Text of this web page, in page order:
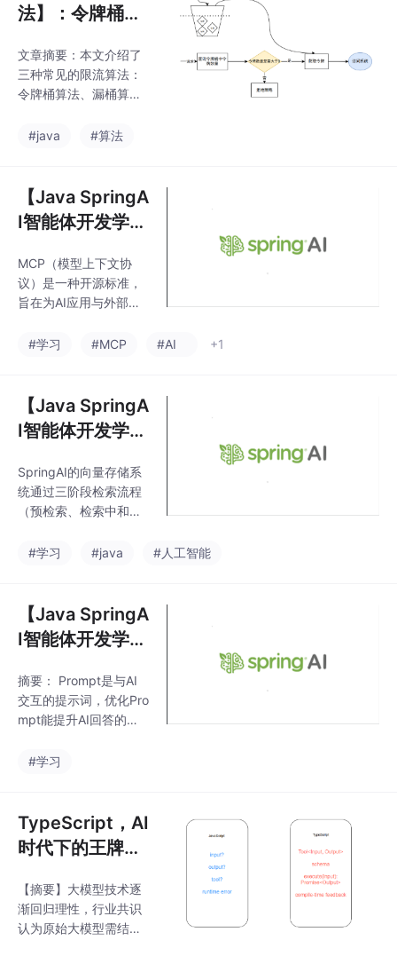
法】：令牌桶、
法及Java实现
文章摘要：本文介绍了
三种常见的限流算法：
令牌桶算法、漏桶算法
算法通过固定速率生成
理请求，平滑输出流
量；计数器算法则在固
定时间窗口内限制请求
ava实现代码，展示其
核心逻辑和线程安全处
理。三种算法各有特
发的场景，漏桶保证稳
际应用中可根据业务需
求选择合适的限流策略
#java #算法
【Java SpringA
I智能体开发学习
议：什么是MC
P？SpringAI如
MCP（模型上下文协
议）是一种开源标准，
旨在为AI应用与外部系
擎等）的交互提供统一
通过定义JSON-RPC通
信规范，解决AI交互中
上下文碎片化问题，提
性。MCP架构包含数据
层（定义核心交互原
语）和传输层（实现通
言SDK支持。开发者可
应用中，实现更强大的
交
#学习 #MCP #AI +1
【Java SpringA
I智能体开发学习
库进阶：文档过
滤和检索， 查询
SpringAI的向量存储系
统通过三阶段检索流程
（预检索、检索中和检
滤与检索。预检索阶段
中阶段结合向量相似度
和元数据过滤进行混合
检索；检索后阶段对结
理。系统还提供QueryT
ransformer、Documen
tRetriever等组件，以及
Advisor等增强工具，有
#学习 #java #人工智能
【Java SpringA
I智能体开发学习
术：如何优化Pr
ompt提示词？
摘要： Prompt是与AI
交互的提示词，优化Pro
mpt能提升AI回答的准
包括：1. 清晰表达，结
分段处理长文本；3. 预
留思考时间，先推理再
输出结果；4. 运用技巧
习。优化的核心是让AI
更精准理解需求，类似
人际沟通中的高效表
#学习
TypeScript，AI
时代下的王牌语
【摘要】大模型技术逐
渐回归理性，行业共识
认为原始大模型需结合